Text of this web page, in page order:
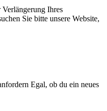
Verlängerung Ihres
Sie bitte unsere Website,
Egal, ob du ein neues